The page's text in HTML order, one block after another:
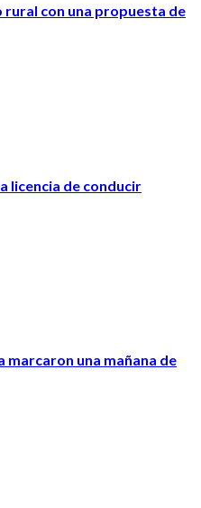
con una propuesta de
licencia de conducir
marcaron una mañana de